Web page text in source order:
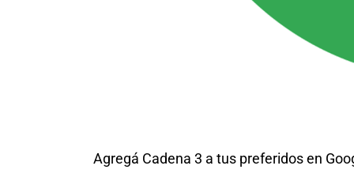
Agregá Cadena 3 a tus preferidos en